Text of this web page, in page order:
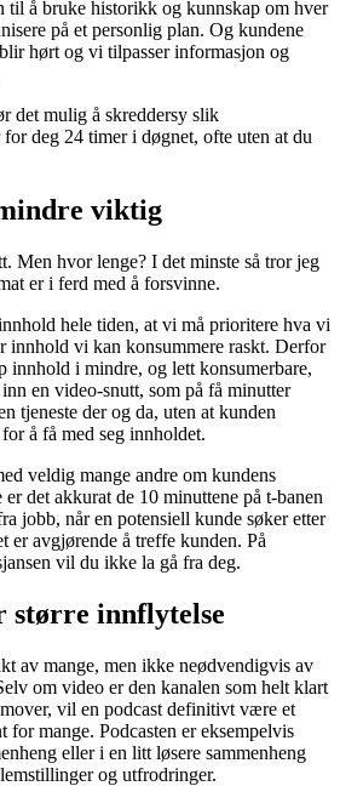
til å bruke historikk og kunnskap om hver
på et personlig plan. Og kundene
hørt og vi tilpasser informasjon og
det mulig å skreddersy slik
deg 24 timer i døgnet, ofte uten at du
viktig
Men hvor lenge? I det minste så tror jeg
er i ferd med å forsvinne.
hele tiden, at vi må prioritere hva vi
innhold vi kan konsummere raskt. Derfor
innhold i mindre, og lett konsumerbare,
en video-snutt, som på få minutter
tjeneste der og da, uten at kunden
å få med seg innholdet.
veldig mange andre om kundens
det akkurat de 10 minuttene på t-banen
jobb, når en potensiell kunde søker etter
er avgjørende å treffe kunden. På
vil du ikke la gå fra deg.
større innflytelse
av mange, men ikke neødvendigvis av
om video er den kanalen som helt klart
vil en podcast definitivt være et
for mange. Podcasten er eksempelvis
eller i en litt løsere sammenheng
og utfrodringer.